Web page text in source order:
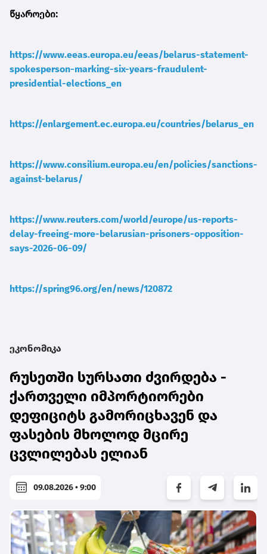
წყაროები:
https://www.eeas.europa.eu/eeas/belarus-statement-
spokesperson-marking-six-years-fraudulent-
presidential-elections_en
https://enlargement.ec.europa.eu/countries/belarus_en
https://www.consilium.europa.eu/en/policies/sanctions-
against-belarus/
https://www.reuters.com/world/europe/us-reports-
delay-freeing-more-belarusian-prisoners-opposition-
says-2026-06-09/
https://spring96.org/en/news/120872
ეკონომიკა
რუსეთში სურსათი ძვირდება -
ქართველი იმპორტიორები
დეფიციტს გამორიცხავენ და
ფასების მხოლოდ მცირე
ცვლილებას ელიან
09.08.2026 • 9:00